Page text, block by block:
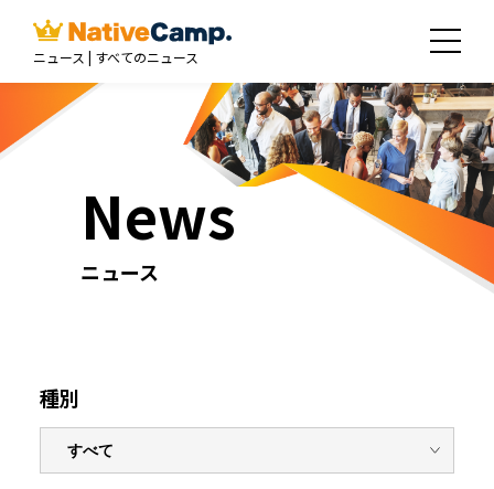
ニュース | すべてのニュース
News
ニュース
種別